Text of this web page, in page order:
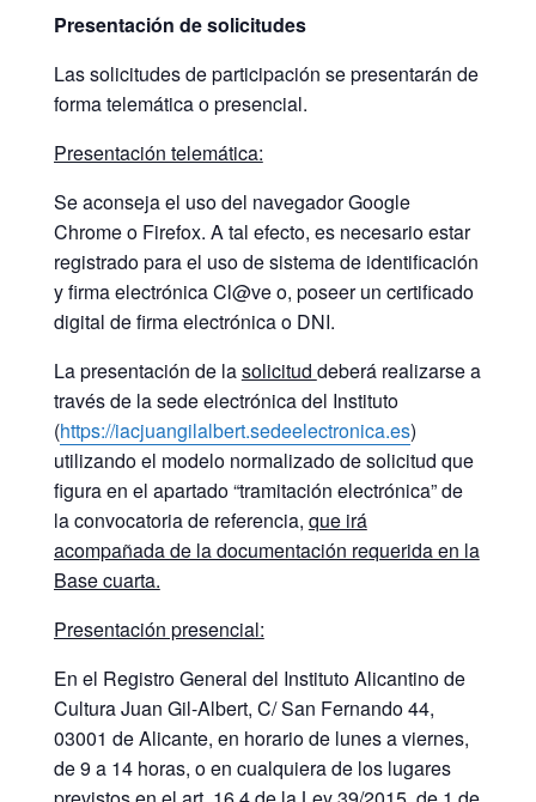
Presentación de solicitudes
Las solicitudes de participación se presentarán de
forma telemática o presencial.
Presentación telemática:
Se aconseja el uso del navegador Google
Chrome o Firefox. A tal efecto, es necesario estar
registrado para el uso de sistema de identificación
y firma electrónica Cl@ve o, poseer un certificado
digital de firma electrónica o DNI.
La presentación de lasolicitud deberá realizarse a
través de la sede electrónica del Instituto
(https://iacjuangilalbert.sedeelectronica.es)
utilizando el modelo normalizado de solicitud que
figura en el apartado “tramitación electrónica” de
la convocatoria de referencia, que irá
acompañada de la documentación requerida en la
Base cuarta.
Presentación presencial:
En el Registro General del Instituto Alicantino de
Cultura Juan Gil-Albert, C/ San Fernando 44,
03001 de Alicante, en horario de lunes a viernes,
de 9 a 14 horas, o en cualquiera de los lugares